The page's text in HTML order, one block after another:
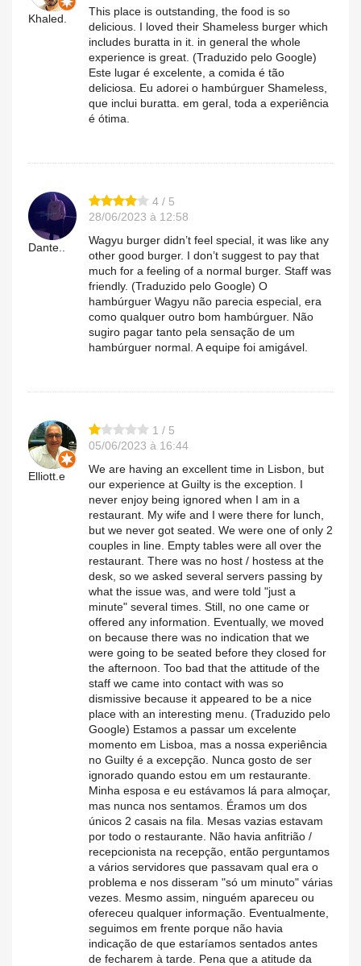
Khaled.
This place is outstanding, the food is so
delicious. I loved their Shameless burger which
includes buratta in it. in general the whole
experience is great. (Traduzido pelo Google)
Este lugar é excelente, a comida é tão
deliciosa. Eu adorei o hambúrguer Shameless,
que inclui buratta. em geral, toda a experiência
é ótima.
Dante..
4 / 5
28/06/2023 à 12:58
Wagyu burger didn’t feel special, it was like any
other good burger. I don’t suggest to pay that
much for a feeling of a normal burger. Staff was
friendly. (Traduzido pelo Google) O
hambúrguer Wagyu não parecia especial, era
como qualquer outro bom hambúrguer. Não
sugiro pagar tanto pela sensação de um
hambúrguer normal. A equipe foi amigável.
Elliott.e
1 / 5
05/06/2023 à 16:44
We are having an excellent time in Lisbon, but
our experience at Guilty is the exception. I
never enjoy being ignored when I am in a
restaurant. My wife and I were there for lunch,
but we never got seated. We were one of only 2
couples in line. Empty tables were all over the
restaurant. There was no host / hostess at the
desk, so we asked several servers passing by
what the issue was, and were told "just a
minute" several times. Still, no one came or
offered any information. Eventually, we moved
on because there was no indication that we
were going to be seated before they closed for
the afternoon. Too bad that the attitude of the
staff we came into contact with was so
dismissive because it appeared to be a nice
place with an interesting menu. (Traduzido pelo
Google) Estamos a passar um excelente
momento em Lisboa, mas a nossa experiência
no Guilty é a excepção. Nunca gosto de ser
ignorado quando estou em um restaurante.
Minha esposa e eu estávamos lá para almoçar,
mas nunca nos sentamos. Éramos um dos
únicos 2 casais na fila. Mesas vazias estavam
por todo o restaurante. Não havia anfitrião /
recepcionista na recepção, então perguntamos
a vários servidores que passavam qual era o
problema e nos disseram "só um minuto" várias
vezes. Mesmo assim, ninguém apareceu ou
ofereceu qualquer informação. Eventualmente,
seguimos em frente porque não havia
indicação de que estaríamos sentados antes
de fecharem à tarde. Pena que a atitude da